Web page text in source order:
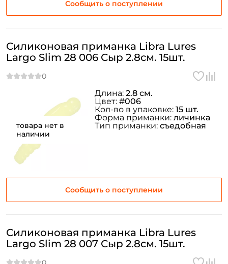
Сообщить о поступлении
товара нет в
наличии
Силиконовая приманка Libra Lures
Largo Slim 28 006 Сыр 2.8см. 15шт.
Сообщить о поступлении
Длина: 2.8 см.
Цвет: #006
Кол-во в упаковке: 15 шт.
Форма приманки: личинка
Тип приманки: съедобная
Силиконовая приманка Libra Lures
Largo Slim 28 007 Сыр 2.8см. 15шт.